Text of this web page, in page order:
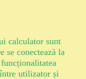
calculator sunt
se conectează la
utilizator și